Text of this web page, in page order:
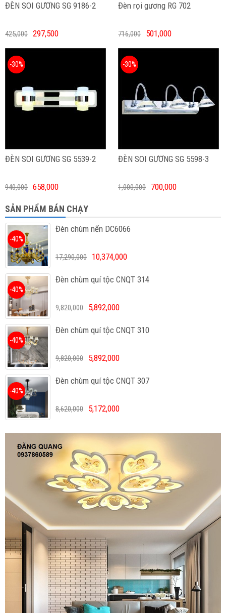
ĐÈN SOI GƯƠNG SG 9186-2
425,000 297,500
Đèn rọi gương RG 702
716,000 501,000
ĐÈN SOI GƯƠNG SG 5539-2
-30%
940,000 658,000
ĐÈN SOI GƯƠNG SG 5598-3
-30%
1,000,000 700,000
SẢN PHẨM BÁN CHẠY
Đèn chùm nến DC6066
-40%
17,290,000 10,374,000
Đèn chùm quí tộc CNQT 314
-40%
9,820,000 5,892,000
Đèn chùm quí tộc CNQT 310
-40%
9,820,000 5,892,000
Đèn chùm quí tộc CNQT 307
-40%
8,620,000 5,172,000